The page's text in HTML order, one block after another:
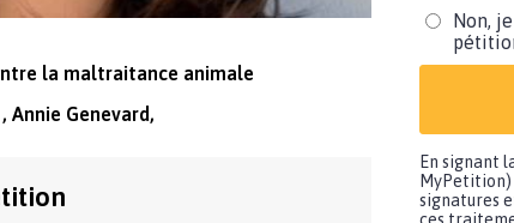
la maltraitance animale
Genevard,
Non,
En signant
MyPetition)
signatures